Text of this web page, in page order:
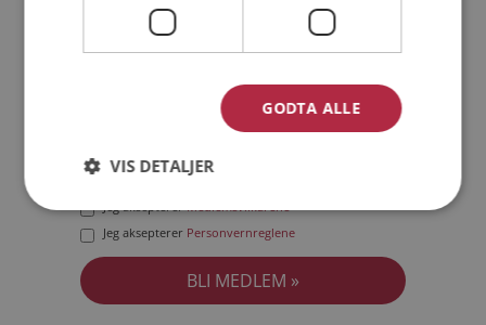
Jeg akseptererMedlemsvilkårene
Jeg aksepterer Personvernreglene
GODTA ALLE
VIS DETALJER